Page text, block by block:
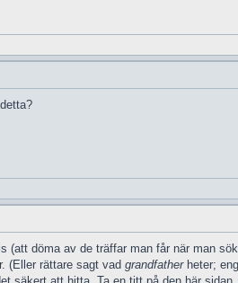
(att döma av de träffar man får när man
(Eller rättare sagt vad grandfatherheter;